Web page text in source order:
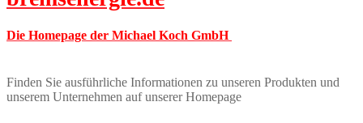
Die Homepage der Michael Koch GmbH
Finden Sie ausführliche Informationen zu unseren Produkten und
unserem Unternehmen auf unserer Homepage